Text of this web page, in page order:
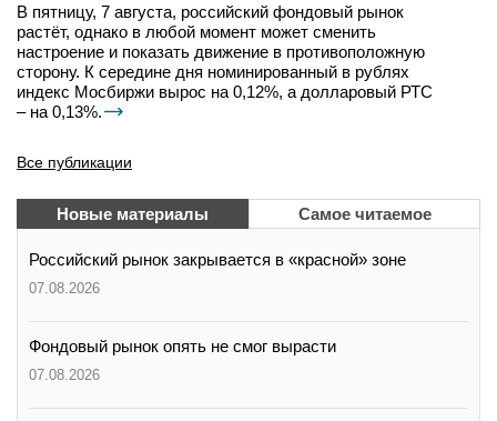
В пятницу, 7 августа, российский фондовый рынок
растёт, однако в любой момент может сменить
настроение и показать движение в противоположную
сторону. К середине дня номинированный в рублях
индекс Мосбиржи вырос на 0,12%, а долларовый РТС
– на 0,13%.
Все публикации
Новые материалы Самое читаемое
Российский рынок закрывается в «красной» зоне
07.08.2026
Фондовый рынок опять не смог вырасти
07.08.2026